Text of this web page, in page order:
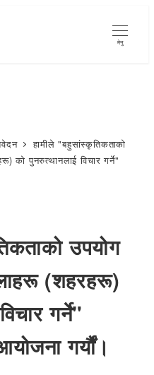
मेनु
हामीले "बहुसांस्कृतिकताको
को पुनरुत्थानलाई विचार गर्ने"
उपयोग
(शहरहरू)
गर्ने"
गर्यौं।